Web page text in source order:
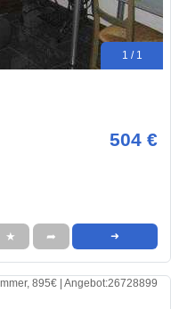
1 / 1
504 €
★ ➦ ➜